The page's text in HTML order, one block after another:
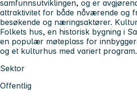
samfunnsutviklingen, og er
attraktivitet for både nåværende og
besøkende og næringsaktører.
Folkets hus, en historisk bygning i
en populær møteplass for
og et kulturhus med variert program.
Sektor
Offentlig